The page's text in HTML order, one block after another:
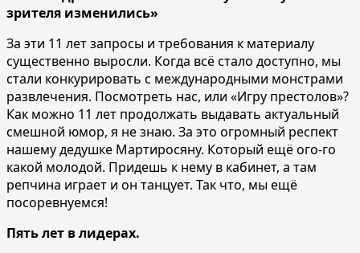
зрителя изменились»
За эти 11 лет запросы и требования к материалу
существенно выросли. Когда всё стало доступно, мы
стали конкурировать с международными монстрами
развлечения. Посмотреть нас, или «Игру престолов»?
Как можно 11 лет продолжать выдавать актуальный
смешной юмор, я не знаю. За это огромный респект
нашему дедушке Мартиросяну. Который ещё ого-го
какой молодой. Придешь к нему в кабинет, а там
репчина играет и он танцует. Так что, мы ещё
посоревнуемся!
Пять лет в лидерах.